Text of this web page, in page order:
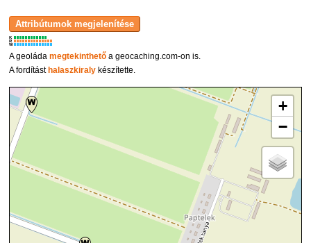
K
R
W
A geoládamegtekinthető a geocaching.com-on is.
A fordításthalaszkiraly készítette.
+
−